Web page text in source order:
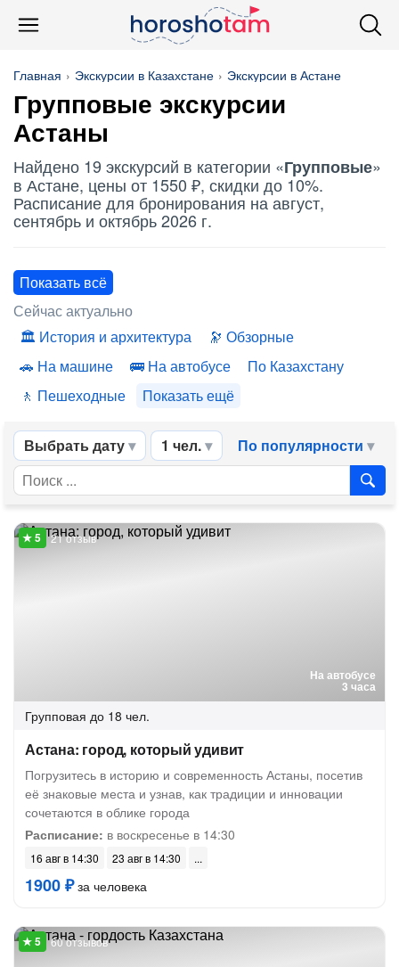
Главная Экскурсии в Казахстане Экскурсии в Астане
Групповые экскурсии
Астаны
Найдено 19 экскурсий в категории «Групповые»
в Астане, цены от 1550 ₽, скидки до 10%.
Расписание для бронирования на август,
сентябрь и октябрь 2026 г.
Показать всё
Сейчас актуально
История и архитектура
Обзорные
На машине
На автобусе
По Казахстану
Пешеходные
Показать ещё
Выбрать дату 1 чел. По популярности
На автобусе
3 часа
21 отзыв
Групповая до 18 чел.
Астана: город, который удивит
Погрузитесь в историю и современность Астаны, посетив
её знаковые места и узнав, как традиции и инновации
сочетаются в облике города
Расписание: в воскресенье в 14:30
16 авг в 14:30 23 авг в 14:30
1900 ₽за человека
60 отзывов